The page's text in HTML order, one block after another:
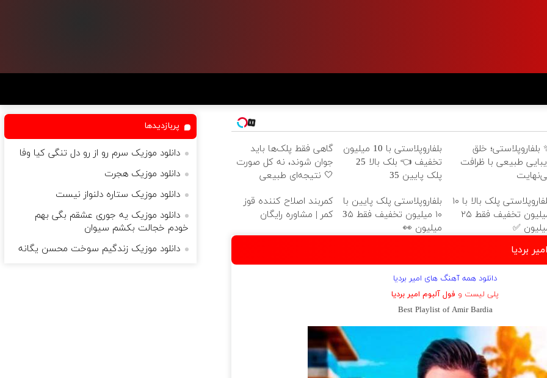
بلفاروپلاستی؛ خلق
طبیعی با ظرافت
بلفاروپلاستی با 10 میلیون
تخفیف 👈 بلک بالا 25
پلک پایین 35
گاهی فقط پلک‌ها باید
جوان شوند، نه کل صورت
🤍 نتیجه‌ای طبیعی
بلفاروپلاستی پلک بالا با ۱۰
میلیون تخفیف فقط ۲۵
✅
بلفاروپلاستی پلک پایین با
۱۰ میلیون تخفیف فقط 3۵
میلیون 👀
کمربند اصلاح کننده قوز
کمر | مشاوره رایگان
بردیا
دانلود همه آهنگ های امیر بردیا
پلی لیست و فول آلبوم امیر بردیا
Best Playlist of Amir Bardia
پربازدیدها
دانلود موزیک سرم رو از رو دل تنگی کیا وفا
دانلود موزیک هجرت
دانلود موزیک ستاره دلنواز نیست
دانلود موزیک یه جوری عشقم بگی بهم
خودم خجالت بکشم سیوان
دانلود موزیک زندگیم سوخت محسن یگانه